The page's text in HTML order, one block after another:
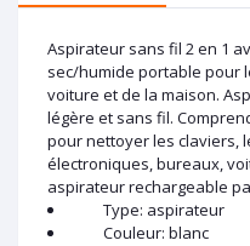
Aspirateur sans fil 2 en 1
sec/humide portable pour
voiture et de la maison.
légère et sans fil.
pour nettoyer les claviers,
électroniques, bureaux,
aspirateur rechargeable
Type: aspirateur
Couleur: blanc